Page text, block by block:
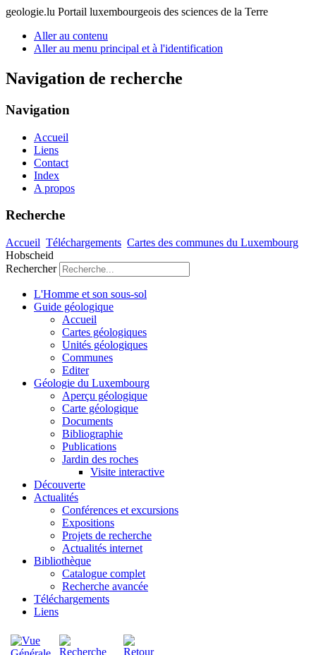
geologie.lu Portail luxembourgeois des sciences de la Terre
Aller au contenu
Aller au menu principal et à l'identification
Navigation de recherche
Navigation
Accueil
Liens
Contact
Index
A propos
Recherche
Accueil Téléchargements Cartes des communes du Luxembourg
Hobscheid
Rechercher
L'Homme et son sous-sol
Guide géologique
Accueil
Cartes géologiques
Unités géologiques
Communes
Editer
Géologie du Luxembourg
Aperçu géologique
Carte géologique
Documents
Bibliographie
Publications
Jardin des roches
Visite interactive
Découverte
Actualités
Conférences et excursions
Expositions
Projets de recherche
Actualités internet
Bibliothèque
Catalogue complet
Recherche avancée
Téléchargements
Liens